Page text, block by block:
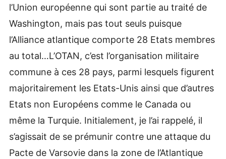
l’Union européenne qui sont partie au traité de
Washington, mais pas tout seuls puisque
l’Alliance atlantique comporte 28 Etats membres
au total…L’OTAN, c’est l’organisation militaire
commune à ces 28 pays, parmi lesquels figurent
majoritairement les Etats-Unis ainsi que d’autres
Etats non Européens comme le Canada ou
même la Turquie. Initialement, je l’ai rappelé, il
s’agissait de se prémunir contre une attaque du
Pacte de Varsovie dans la zone de l’Atlantique